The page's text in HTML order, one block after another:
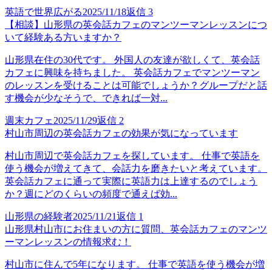
英語で世界広がる2025/11/18返信 3
【相談】山形県の英会話カフェのマンツーマンレッスンにつ
いて経験ある方いますか？
山形県在住の30代です。 外国人の友達が欲しくて、英会話
カフェに興味を持ちました。 英会話カフェでマンツーマン
のレッスンを受けることは可能でしょうか？グループだと話
す機会が少なそうで、できれば一対...
週末カフェ 2025/11/29返信 2
村山市周辺の英会話カフェの効果が気になっています
村山市周辺で英会話カフェを探しています。 仕事で英語を
使う機会が増えてきて、会話力を磨きたいと考えています。
英会話カフェに通って実際に英語力は上達するのでしょう
か？週にどのくらいの頻度で通えば効...
山形県の経験者2025/11/21返信 1
山形県村山市にお住まいの方に質問、英会話カフェのマンツ
ーマンレッスンの情報求む！
村山市に住んで5年になります。 仕事で英語を使う機会が増